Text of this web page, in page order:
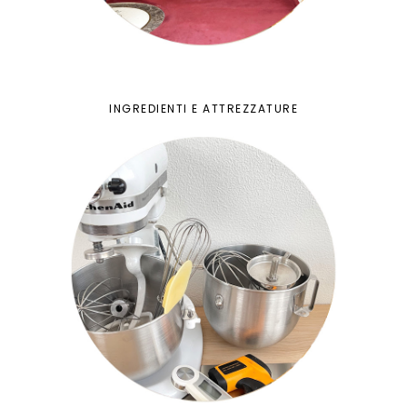
INGREDIENTI E ATTREZZATURE